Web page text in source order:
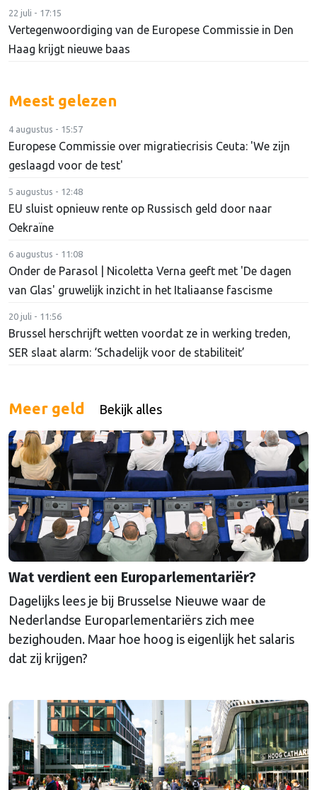
22 juli - 17:15
Vertegenwoordiging van de Europese Commissie in Den
Haag krijgt nieuwe baas
Meest gelezen
4 augustus - 15:57
Europese Commissie over migratiecrisis Ceuta: 'We zijn
geslaagd voor de test'
5 augustus - 12:48
EU sluist opnieuw rente op Russisch geld door naar
Oekraïne
6 augustus - 11:08
Onder de Parasol | Nicoletta Verna geeft met 'De dagen
van Glas' gruwelijk inzicht in het Italiaanse fascisme
20 juli - 11:56
Brussel herschrijft wetten voordat ze in werking treden,
SER slaat alarm: ‘Schadelijk voor de stabiliteit’
Meer geld Bekijk alles
Wat verdient een Europarlementariër?
Dagelijks lees je bij Brusselse Nieuwe waar de
Nederlandse Europarlementariërs zich mee
bezighouden. Maar hoe hoog is eigenlijk het salaris
dat zij krijgen?